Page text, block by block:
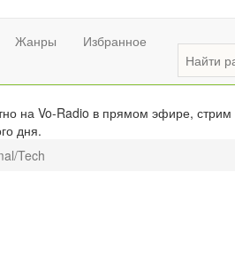
Жанры Избранное
на Vo-Radio в прямом эфире, стрим
дня.
Tech